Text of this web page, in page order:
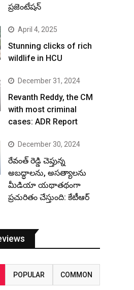
ప్రజెంటేషన్
April 4, 2025
Stunning clicks of rich
wildlife in HCU
December 31, 2024
Revanth Reddy, the CM
with most criminal
cases: ADR Report
December 30, 2024
రేవంత్ రెడ్డి చెప్తున్న
అబద్ధాలను, అసత్యాలను
మీడియా యథాతథంగా
ప్రచురితం చేస్తుంది: కేటీఆర్
POPULAR COMMON